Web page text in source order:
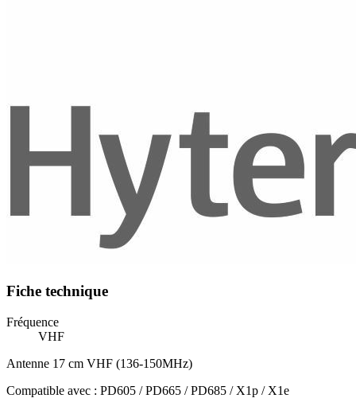
Fiche technique
Fréquence
VHF
Antenne 17 cm VHF (136-150MHz)
Compatible avec : PD605 / PD665 / PD685 / X1p / X1e